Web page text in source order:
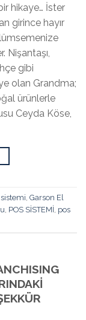
hikaye… İster
girince hayır
Nişantaşı,
gibi
olan Grandma;
ürünlerle
Ceyda Köse,
Garson El
POS SİSTEMİ pos